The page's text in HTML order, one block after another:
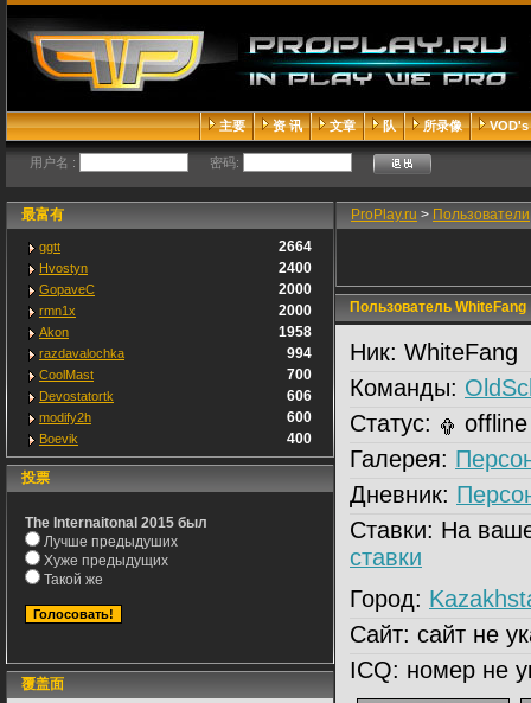
主要 资 讯 文章 队 所录像 VOD's
用户名 : 密码:
最富有
ggtt 2664
Hvostyn 2400
GopaveC 2000
rmn1x 2000
Akon 1958
razdavalochka 994
CoolMast 700
Devostatortk 606
modify2h 600
Boevik 400
投票
The Internaitonal 2015 был
Лучше предыдуших
Хуже предыдущих
Такой же
覆盖面
ProPlay.ru > Пользователи
Пользователь WhiteFаng
Ник: WhiteFаng
Команды:
Статус:
offline
Галерея:
Дневник:
Ставки: На
ставки
Город:
Сайт: сайт не
ICQ: номер не